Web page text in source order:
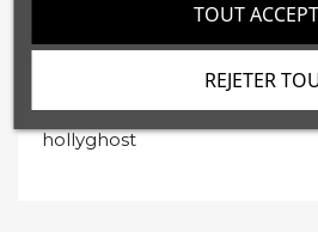
hollyghost
REJETER
TOUT